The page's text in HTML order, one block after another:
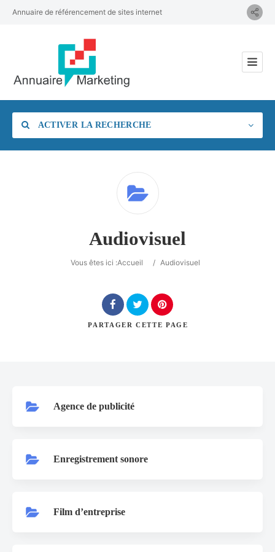
Annuaire de référencement de sites internet
ACTIVER LA RECHERCHE
Rechercher
Audiovisuel
Vous êtes ici :Accueil / Audiovisuel
PARTAGER CETTE PAGE
Agence de publicité
Enregistrement sonore
Film d’entreprise